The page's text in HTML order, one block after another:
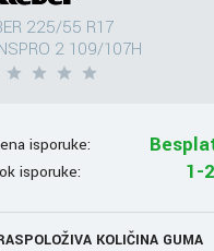
225/55 R17
2 109/107H
isporuke:
isporuke: 1-
KOLIČINA GUMA